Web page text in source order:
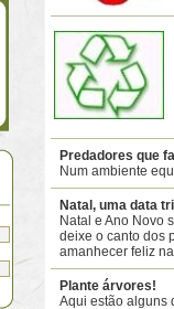
Predadores que
Num ambiente
Natal, uma data
Natal e Ano Novo
deixe o canto dos
amanhecer feliz
Plante árvores!
Aqui estão alguns